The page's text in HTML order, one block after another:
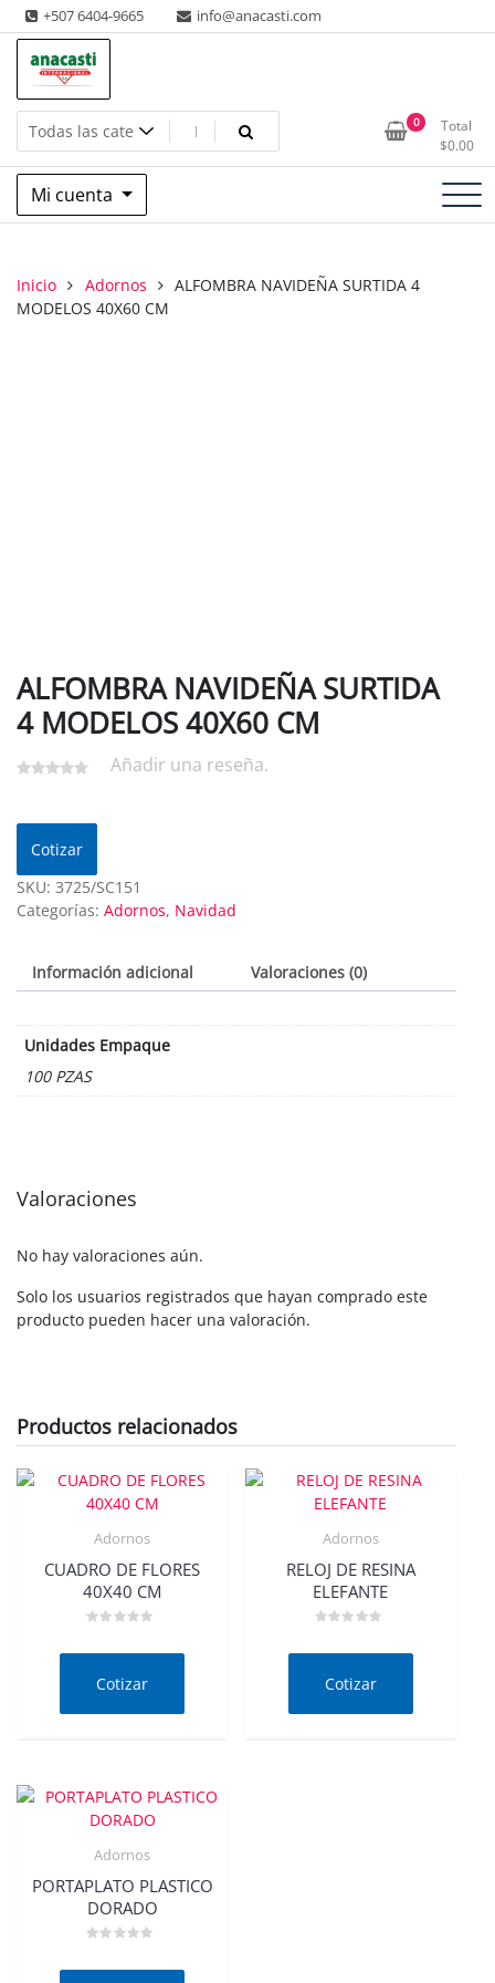
Saltar
al
contenido
+507 6404-9665 info@anacasti.com
Anacasti Internacional SA
Ventas de productos al por mayor de flores y plantas. juguetes,
navidad, religioso y adornos
0
Total
$0.00
Mi cuenta
Inicio Adornos
ALFOMBRA NAVIDEÑA SURTIDA 4
MODELOS 40X60 CM
ALFOMBRA NAVIDEÑA SURTIDA
4 MODELOS 40X60 CM
Añadir una reseña.
Cotizar
SKU: 3725/SC151
Categorías: Adornos, Navidad
Información adicional Valoraciones (0)
Unidades Empaque
100 PZAS
Valoraciones
No hay valoraciones aún.
Solo los usuarios registrados que hayan comprado este
producto pueden hacer una valoración.
Productos relacionados
Adornos
CUADRO DE FLORES
40X40 CM
deCotizar
Adornos
RELOJ DE RESINA
ELEFANTE
deCotizar
Adornos
PORTAPLATO PLASTICO
DORADO